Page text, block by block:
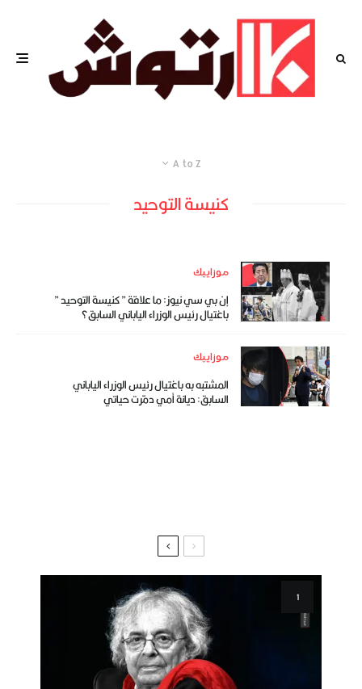
A to Z
كنيسة التوحيد
موزاييك
إن بي سي نيوز: ما علاقة ” كنيسة التوحيد ”
باغتيال رئيس الوزراء الياباني السابق؟
موزاييك
المشتبه به باغتيال رئيس الوزراء الياباني
السابق: ديانة أمي دمّرت حياتي